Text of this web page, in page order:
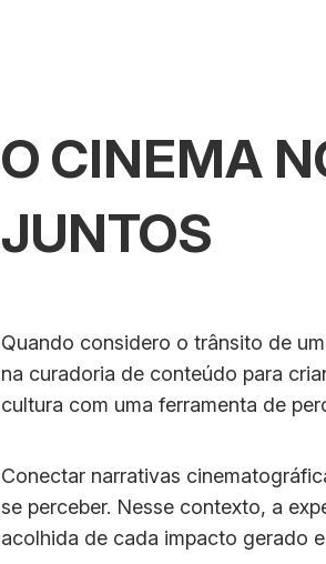
O CINEMA
JUNTOS
Quando considero o trânsito de
na curadoria de conteúdo para
cultura com uma ferramenta de
Conectar narrativas
se perceber. Nesse contexto, a
acolhida de cada impacto gerado